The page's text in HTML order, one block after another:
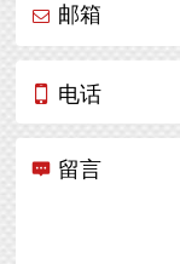
邮箱
电话
留言